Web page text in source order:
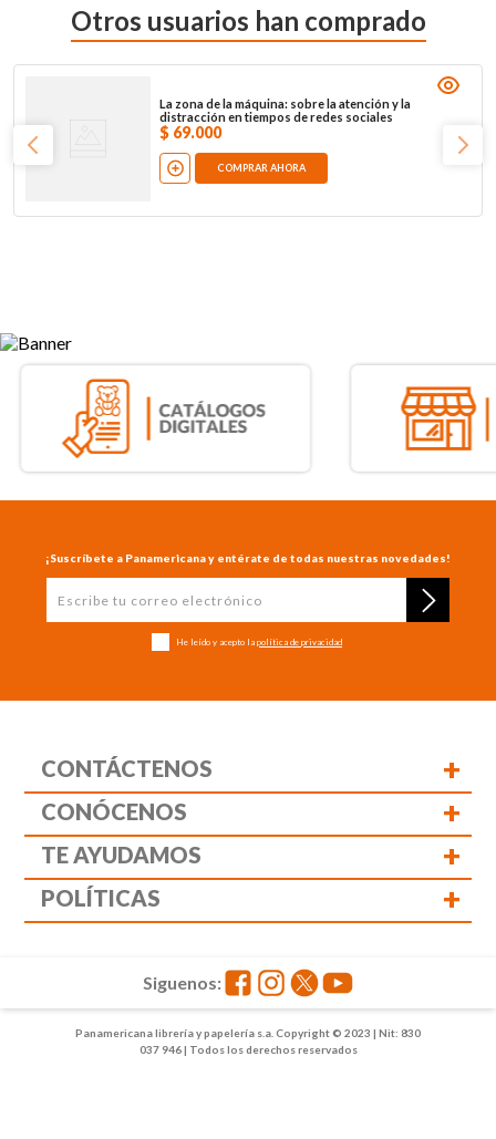
Otros usuarios han comprado
La zona de la máquina: sobre la atención y la
distracción en tiempos de redes sociales
$ 69.000
COMPRAR AHORA
¡Suscríbete a Panamericana y entérate de todas nuestras novedades!
He leído y acepto la política de privacidad
CONTÁCTENOS +
CONÓCENOS +
TE AYUDAMOS +
POLÍTICAS +
Panamericana librería y papelería s.a. Copyright © 2023 | Nit: 830
037 946 | Todos los derechos reservados
Siguenos: